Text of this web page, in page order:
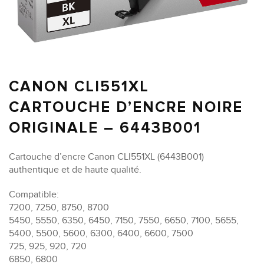
CANON CLI551XL
CARTOUCHE D’ENCRE NOIRE
ORIGINALE – 6443B001
Cartouche d’encre Canon CLI551XL (6443B001)
authentique et de haute qualité.
Compatible:
7200, 7250, 8750, 8700
5450, 5550, 6350, 6450, 7150, 7550, 6650, 7100, 5655,
5400, 5500, 5600, 6300, 6400, 6600, 7500
725, 925, 920, 720
6850, 6800